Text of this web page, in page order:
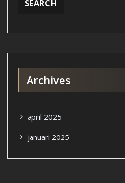
Archives
april 2025
januari 2025